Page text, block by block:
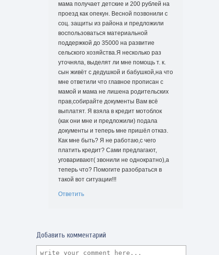
мама получает детские и 200 рублей на
проезд как опекун. Весной позвонили с
соц. защиты из района и предложили
воспользоваться материальной
поддержкой до 35000 на развитие
сельского хозяйства.Я несколько раз
уточняла, выделят ли мне помощь т. к.
сын живёт с дедушкой и бабушкой,на что
мне ответили что главное прописан с
мамой и мама не лишена родительских
прав,собирайте документы Вам всё
выплатят. Я взяла в кредит мотоблок
(как они мне и предложили) подала
документы и теперь мне пришёл отказ.
Как мне быть? Я не работаю,с чего
платить кредит? Сами предлагают,
уговаривают( звонили не однократно),а
теперь что? Помогите разобраться в
такой вот ситуации!!!
Ответить
Добавить комментарий